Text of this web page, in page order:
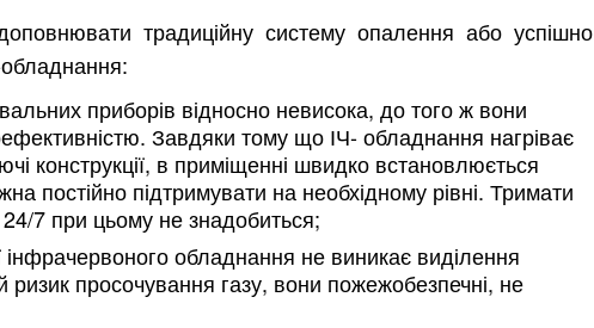
доповнювати традиційну систему опалення або успішно
обладнання:
приборів відносно невисока, до того ж вони
Завдяки тому що ІЧ- обладнання нагріває
конструкції, в приміщенні швидко встановлюється
постійно підтримувати на необхідному рівні. Тримати
24/7 при цьому не знадобиться;
інфрачервоного обладнання не виникає виділення
просочування газу, вони пожежобезпечні, не